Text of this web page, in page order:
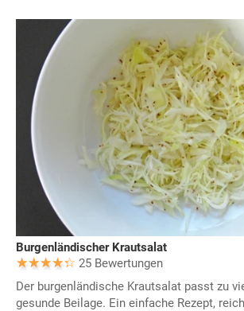
Burgenländischer Krautsalat
25 Bewertungen
Der burgenländische Krautsalat passt zu
gesunde Beilage. Ein einfache Rezept,